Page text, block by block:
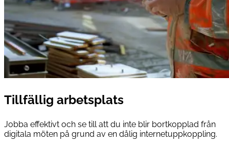
Tillfällig arbetsplats
Jobba effektivt och se till att du inte blir bortkopplad från
digitala möten på grund av en dålig internetuppkoppling.